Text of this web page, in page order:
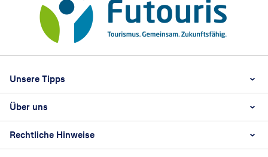
Unsere Tipps
Beste Reisezeit
Über uns
Karriere
Rechtliche Hinweise